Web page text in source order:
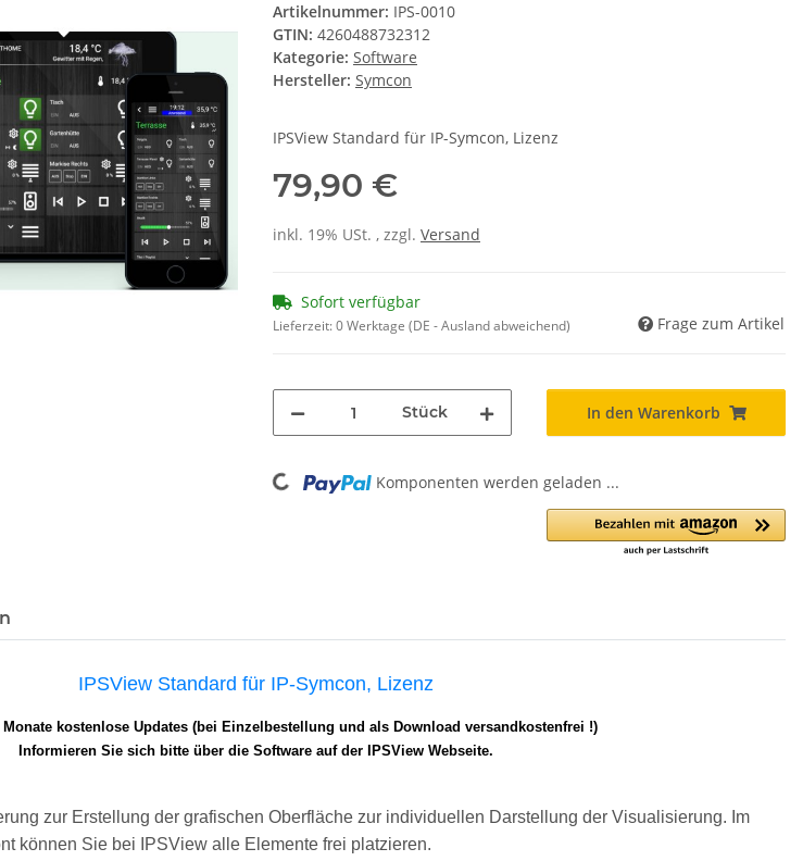
Artikelnummer: IPS-0010
GTIN: 4260488732312
Kategorie: Software
Hersteller: Symcon
IPSView Standard für IP-Symcon, Lizenz
79,90 €
inkl. 19% USt. , zzgl. Versand
Sofort verfügbar
Lieferzeit:0 Werktage (DE - Ausland abweichend) Frage zum Artikel
Stück In den Warenkorb
Loading... Komponenten werden geladen ...
IPSView Standard für IP-Symcon, Lizenz
kostenlose Updates (bei Einzelbestellung und als Download versandkostenfrei !)
Informieren Sie sich bitte über die Software auf der IPSView Webseite.
zur Erstellung der grafischen Oberfläche zur individuellen Darstellung der Visualisierung. Im
können Sie bei IPSView alle Elemente frei platzieren.